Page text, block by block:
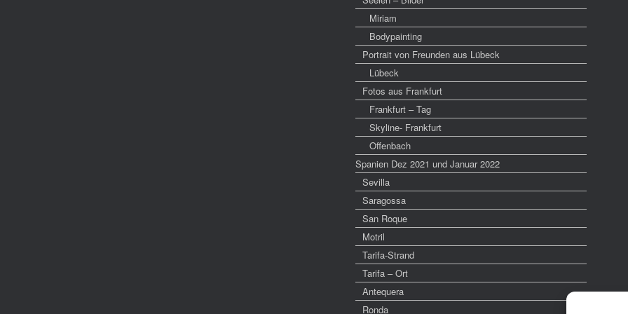
Miriam
Bodypainting
Portrait von Freunden aus Lübeck
Lübeck
Fotos aus Frankfurt
Frankfurt – Tag
Skyline- Frankfurt
Offenbach
Spanien Dez 2021 und Januar 2022
Sevilla
Saragossa
San Roque
Motril
Tarifa-Strand
Tarifa – Ort
Antequera
Ronda